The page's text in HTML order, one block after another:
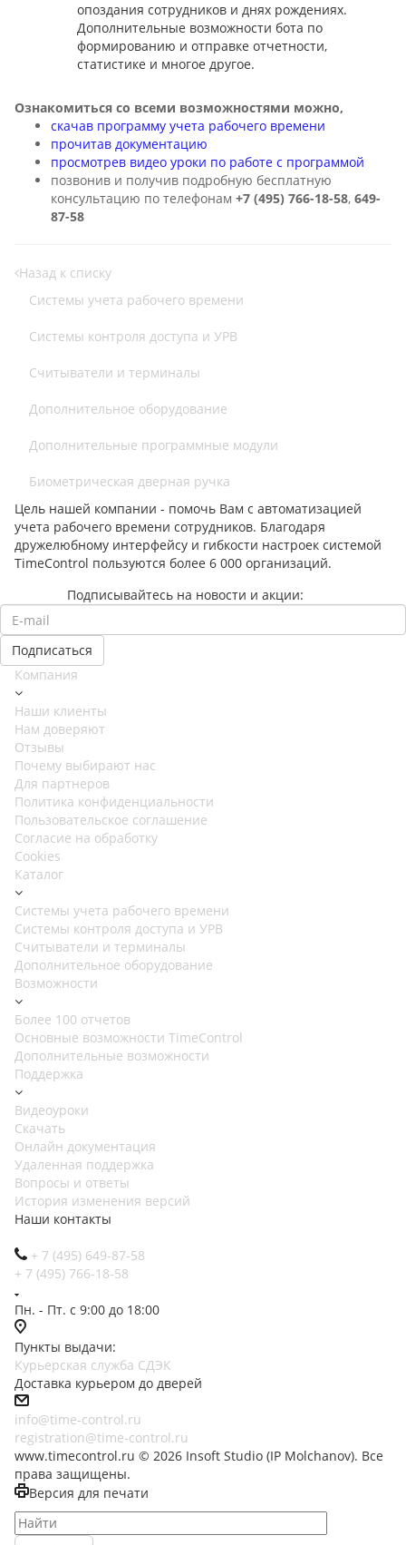
опоздания сотрудников и днях рождениях.
Дополнительные возможности бота по
формированию и отправке отчетности,
статистике и многое другое.
Ознакомиться со всеми возможностями можно,
скачав программу учета рабочего времени
прочитав документацию
просмотрев видео уроки по работе с программой
позвонив и получив подробную бесплатную
консультацию по телефонам +7 (495) 766-18-58, 649-
87-58
Назад к списку
Cистемы учета рабочего времени
Системы контроля доступа и УРВ
Считыватели и терминалы
Дополнительное оборудование
Дополнительные программные модули
Биометрическая дверная ручка
Цель нашей компании - помочь Вам с автоматизацией
учета рабочего времени сотрудников. Благодаря
дружелюбному интерфейсу и гибкости настроек системой
TimeControl пользуются более 6 000 организаций.
Подписывайтесь на новости и акции:
Компания
Наши клиенты
Нам доверяют
Отзывы
Почему выбирают нас
Для партнеров
Политика конфиденциальности
Пользовательское соглашение
Согласие на обработку
Cookies
Каталог
Cистемы учета рабочего времени
Системы контроля доступа и УРВ
Считыватели и терминалы
Дополнительное оборудование
Возможности
Более 100 отчетов
Основные возможности TimeControl
Дополнительные возможности
Поддержка
Видеоуроки
Скачать
Онлайн документация
Удаленная поддержка
Вопросы и ответы
История изменения версий
Наши контакты
+ 7 (495) 649-87-58
+ 7 (495) 766-18-58
Пн. - Пт. с 9:00 до 18:00
Пункты выдачи:
Курьерская служба СДЭК
Доставка курьером до дверей
info@time-control.ru
registration@time-control.ru
www.timecontrol.ru © 2026 Insoft Studio (IP Molchanov). Все
права защищены.
Версия для печати